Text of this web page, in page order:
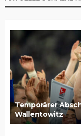
Temporärer
Wallentowitz